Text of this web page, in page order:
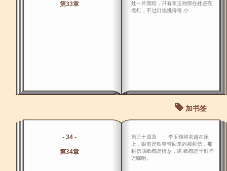
第33章
处一片黑暗，只有李玉翎那住处还亮
着灯，不过灯焰挑得很 小
加书签
- 34 -
第34章
第三十四章 李玉翎和衣趟在床
上，眼前是铁奎带回来的那封信，那
封信满纸都是情意，满 纸都是千叮咛
万嘱咐。